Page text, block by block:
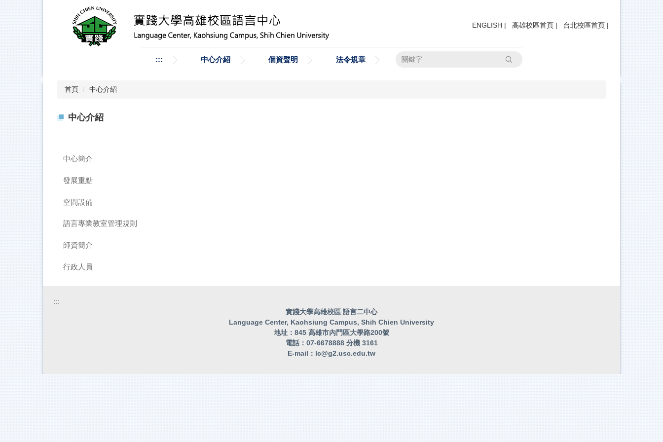
ENGLISH | 高雄校區首頁 | 台北校區首頁 |
::: 中心介紹 個資聲明 法令規章 搜尋
首頁 中心介紹
中心介紹
中心簡介
發展重點
空間設備
語言專業教室管理規則
師資簡介
行政人員
:::
實踐大學高雄校區 語言二中心
Language Center, Kaohsiung Campus, Shih Chien University
地址：845 高雄市內門區大學路200號
電話：07-6678888 分機 3161
E-mail： lc@g2.usc.edu.tw